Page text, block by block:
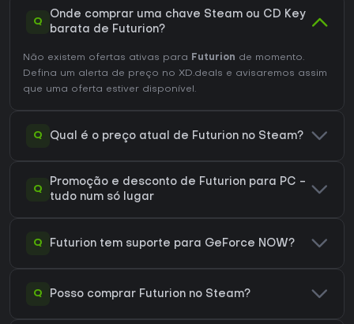
Q
Onde comprar uma chave Steam ou CD Key
barata de Futurion?
Não existem ofertas ativas para Futurion de momento.
Defina um alerta de preço no XD.deals e avisaremos assim
que uma oferta estiver disponível.
Q Qual é o preço atual de Futurion no Steam?
Q
Promoção e desconto de Futurion para PC -
tudo num só lugar
Q Futurion tem suporte para GeForce NOW?
Q Posso comprar Futurion no Steam?